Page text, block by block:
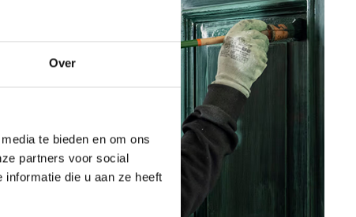
Over
te bieden en om ons
partners voor social
die u aan ze heeft